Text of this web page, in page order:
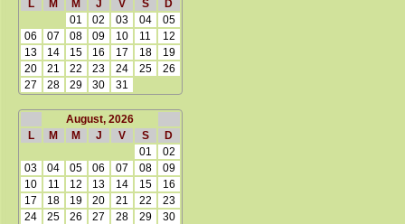
L
M M J V S
D
01
02 03 04
05
06
07 08 09 10 11
12
13
14 15 16 17 18
19
20
21 22 23 24 25
26
27
28 29 30 31
August, 2026
L
M M J V S
D
01
02
03
04 05 06 07 08
09
10
11 12 13 14 15
16
17
18 19 20 21 22
23
24
25 26 27 28 29
30